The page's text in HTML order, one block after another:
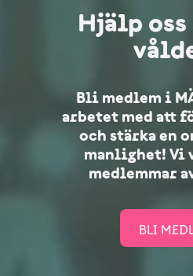
Hjälp
Bli medlem i
arbetet med att
och stärka en
manlighet! Vi
medlemmar
BLI